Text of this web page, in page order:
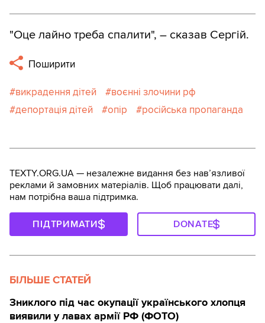
"Оце лайно треба спалити", – сказав Сергій.
Поширити
викрадення дітей
воєнні злочини рф
депортація дітей
опір російська пропаганда
TEXTY.ORG.UA — незалежне видання без навʼязливої
реклами й замовних матеріалів. Щоб працювати далі,
нам потрібна ваша підтримка.
ПІДТРИМАТИ DONATE
БІЛЬШЕ СТАТЕЙ
Зниклого під час окупації українського хлопця
виявили у лавах армії РФ (ФОТО)